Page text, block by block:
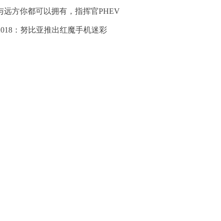
远方你都可以拥有，指挥官PHEV
：努比亚推出红魔手机迷彩